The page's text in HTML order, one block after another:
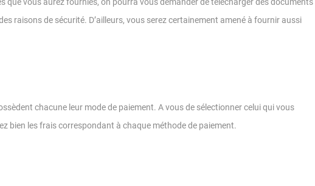
raisons de sécurité. D’ailleurs, vous serez certainement amené à fournir aussi
chacune leur mode de paiement. A vous de sélectionner celui qui vous
bien les frais correspondant à chaque méthode de paiement.